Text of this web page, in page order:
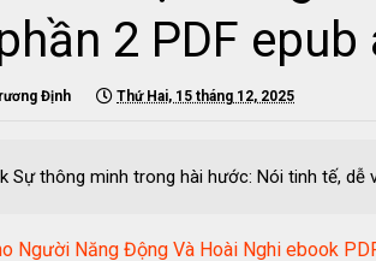
2 PDF
Định Thứ Hai, 15 tháng 12, 2025
Sự thông minh trong hài hước: Nói tinh tế, dễ
Người Năng Động Và Hoài Nghi ebook